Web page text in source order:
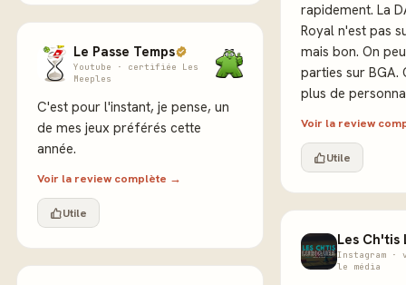
Le Passe Temps
Youtube · certifiée Les
Meeples
C'est pour l'instant, je pense, un
de mes jeux préférés cette
année.
Voir la review complète →
Utile
rapidement. La
Royal n'est pas
mais bon. On
parties sur BGA.
plus de
Voir la review
Utile
Les Ch'tis
Instagram ·
le média